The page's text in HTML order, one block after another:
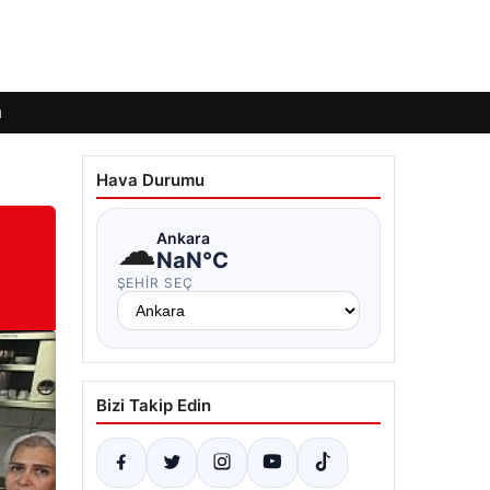
Hava Durumu
☁Ankara
NaN°C
ŞEHIR SEÇ
Bizi Takip Edin